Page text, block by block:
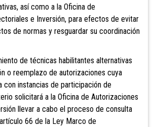
así como a la Oficina de
e Inversión, para efectos de evitar
de normas y resguardar su coordinación
de técnicas habilitantes alternativas
o reemplazo de autorizaciones cuya
con instancias de participación de
solicitará a la Oficina de Autorizaciones
llevar a cabo el proceso de consulta
66 de la Ley Marco de